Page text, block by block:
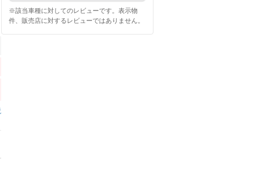
※該当車種に対してのレビューです。表示物
件、販売店に対するレビューではありません。